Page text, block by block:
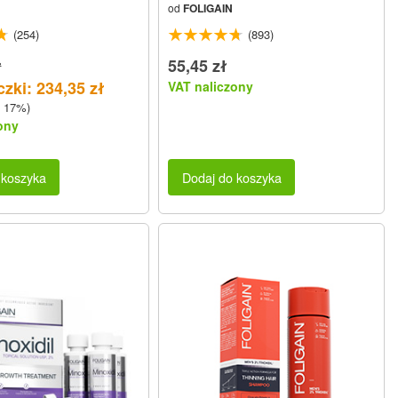
(254)
234,35 zł
od FOLIGAIN
(893)
55,45 zł
VAT naliczony
Dodaj do koszyka